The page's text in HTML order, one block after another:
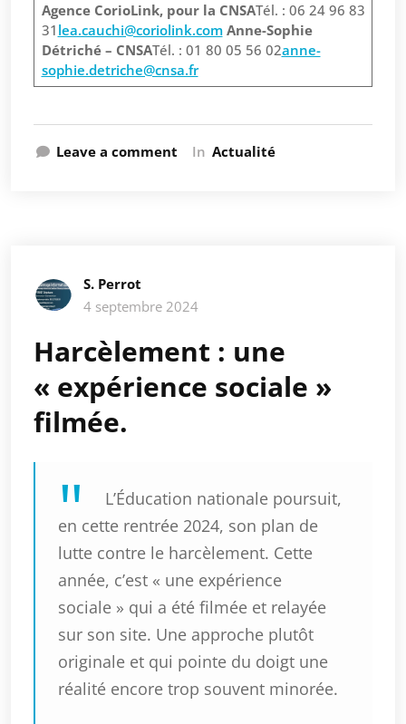
Agence CorioLink, pour la CNSATél. : 06 24 96 83
31 lea.cauchi@coriolink.com Anne-Sophie
Détriché – CNSATél. : 01 80 05 56 02anne-
sophie.detriche@cnsa.fr
Leave a comment In Actualité
S. Perrot
4 septembre 2024
Harcèlement : une
« expérience sociale »
filmée.
L’Éducation nationale poursuit,
en cette rentrée 2024, son plan de
lutte contre le harcèlement. Cette
année, c’est « une expérience
sociale » qui a été filmée et relayée
sur son site. Une approche plutôt
originale et qui pointe du doigt une
réalité encore trop souvent minorée.